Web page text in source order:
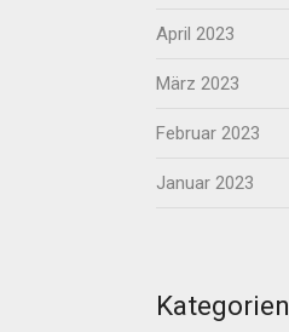
April 2023
März 2023
Februar 2023
Januar 2023
Kategorien